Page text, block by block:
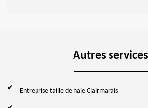
Autres services
Entreprise taille de haie Clairmarais